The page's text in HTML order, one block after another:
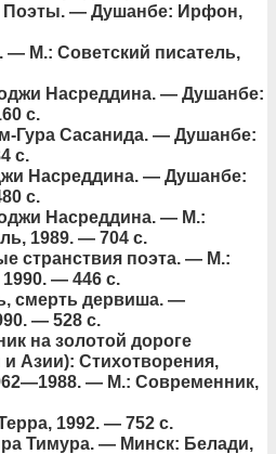
— Душанбе: Ирфон,
— М.: Советский писатель,
Насреддина. — Душанбе:
с.
Гура Сасанида. — Душанбе:
с.
Насреддина. — Душанбе:
с.
Насреддина. — М.:
1989. — 704 с.
странствия поэта. — М.:
— 446 с.
смерть дервиша. —
— 528 с.
на золотой дороге
Азии): Стихотворения,
— М.: Современник,
1992. — 752 с.
Тимура. — Минск: Белади,